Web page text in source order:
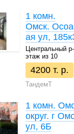
1 комн.
Омск.
ая ул,
Центральный
этаж из 10
4200 т. р.
ТандемТ
1 комн.
округ. г
ул, 6Б